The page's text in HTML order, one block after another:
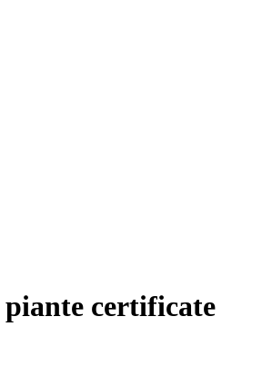
certificate​